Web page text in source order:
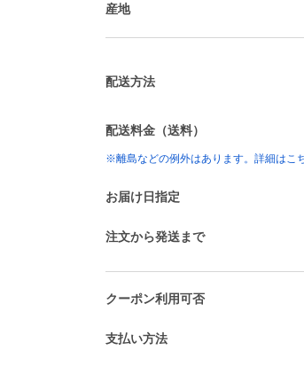
産地
配送方法
配送料金（送料）
※離島などの例外はあります。詳細はこ
お届け日指定
注文から発送まで
クーポン利用可否
支払い方法